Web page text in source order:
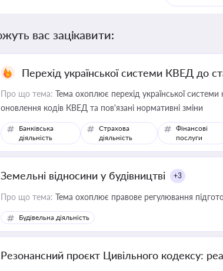
вас зацікавити:
Перехід української системи КВЕД до
Про що тема: Тема охоплює перехід української системи
оновлення кодів КВЕД та пов'язані нормативні зміни
Банківська
діяльність
Страхова
діяльність
Фінансові
послуги
Земельні відносини у будівництві +3
Про що тема: Тема охоплює правове регулювання
Будівельна діяльність
Резонансний проєкт Цивільного кодексу: